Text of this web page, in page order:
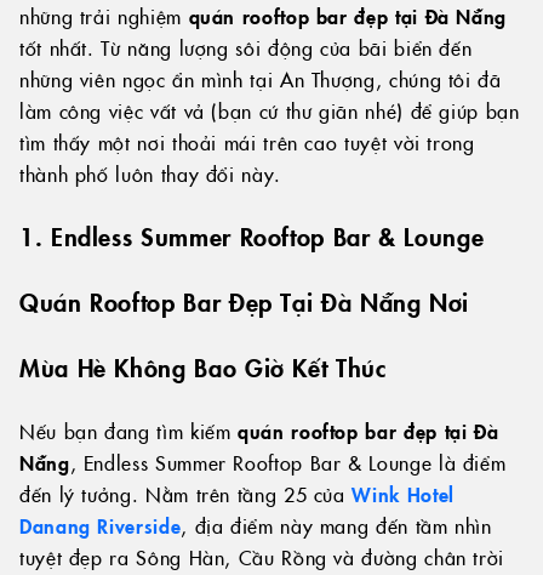
những trải nghiệm quán rooftop bar đẹp tại Đà Nẵng
tốt nhất. Từ năng lượng sôi động của bãi biển đến
những viên ngọc ẩn mình tại An Thượng, chúng tôi đã
làm công việc vất vả (bạn cứ thư giãn nhé) để giúp bạn
tìm thấy một nơi thoải mái trên cao tuyệt vời trong
thành phố luôn thay đổi này.
1. Endless Summer Rooftop Bar & Lounge
Quán Rooftop Bar Đẹp Tại Đà Nẵng Nơi
Mùa Hè Không Bao Giờ Kết Thúc
Nếu bạn đang tìm kiếmquán rooftop bar đẹp tại Đà
Nẵng, Endless Summer Rooftop Bar & Lounge là điểm
đến lý tưởng. Nằm trên tầng 25 củaWink Hotel
Danang Riverside, địa điểm này mang đến tầm nhìn
tuyệt đẹp ra Sông Hàn, Cầu Rồng và đường chân trời